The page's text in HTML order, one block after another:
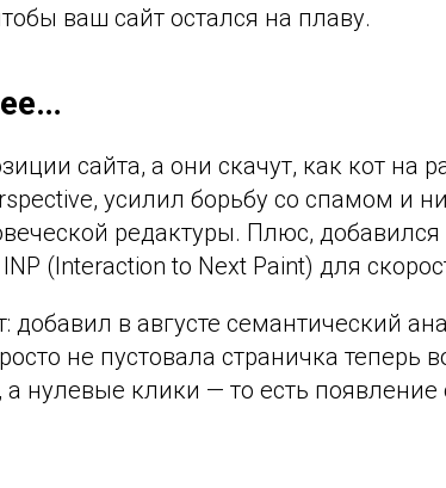
ваш сайт остался на плаву.
сайта, а они скачут, как кот
усилил борьбу со спамом и
редактуры. Плюс, добавился
(Interaction to Next Paint) для
добавил в августе семантический
не пустовала страничка теперь
а нулевые клики — то есть